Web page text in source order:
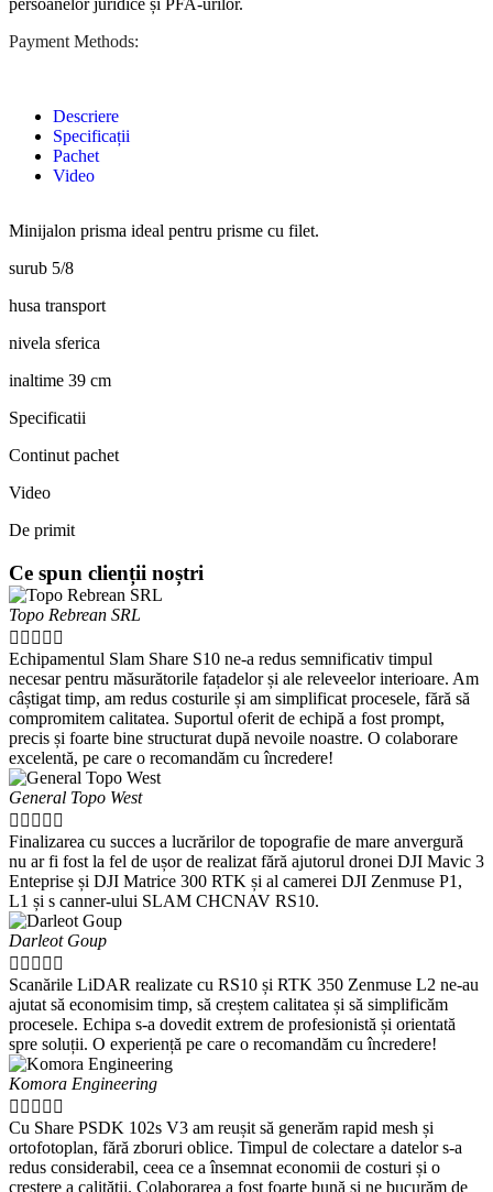
persoanelor juridice și PFA-urilor.
Payment Methods:
Descriere
Specificații
Pachet
Video
Minijalon prisma ideal pentru prisme cu filet.
surub 5/8
husa transport
nivela sferica
inaltime 39 cm
Specificatii
Continut pachet
Video
De primit
Ce spun clienții noștri
Topo Rebrean SRL
    
Echipamentul Slam Share S10 ne-a redus semnificativ timpul
necesar pentru măsurătorile fațadelor și ale releveelor interioare. Am
câștigat timp, am redus costurile și am simplificat procesele, fără să
compromitem calitatea. Suportul oferit de echipă a fost prompt,
precis și foarte bine structurat după nevoile noastre. O colaborare
excelentă, pe care o recomandăm cu încredere!
General Topo West
    
Finalizarea cu succes a lucrărilor de topografie de mare anvergură
nu ar fi fost la fel de ușor de realizat fără ajutorul dronei DJI Mavic 3
Enteprise și DJI Matrice 300 RTK și al camerei DJI Zenmuse P1,
L1 și s canner-ului SLAM CHCNAV RS10.
Darleot Goup
    
Scanările LiDAR realizate cu RS10 și RTK 350 Zenmuse L2 ne-au
ajutat să economisim timp, să creștem calitatea și să simplificăm
procesele. Echipa s-a dovedit extrem de profesionistă și orientată
spre soluții. O experiență pe care o recomandăm cu încredere!
Komora Engineering
    
Cu Share PSDK 102s V3 am reușit să generăm rapid mesh și
ortofotoplan, fără zboruri oblice. Timpul de colectare a datelor s-a
redus considerabil, ceea ce a însemnat economii de costuri și o
creștere a calității. Colaborarea a fost foarte bună și ne bucurăm de